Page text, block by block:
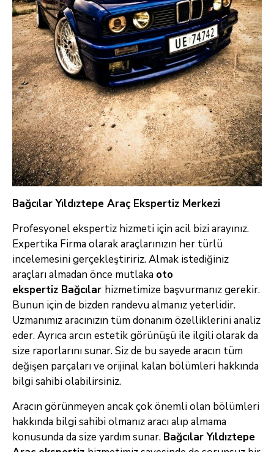
Bağcılar Yıldıztepe Araç Ekspertiz Merkezi
Profesyonel ekspertiz hizmeti için acil bizi arayınız.
Expertika Firma olarak araçlarınızın her türlü
incelemesini gerçekleştiririz. Almak istediğiniz
araçları almadan önce mutlaka oto
ekspertiz Bağcılar hizmetimize başvurmanız gerekir.
Bunun için de bizden randevu almanız yeterlidir.
Uzmanımız aracınızın tüm donanım özelliklerini analiz
eder. Ayrıca arcın estetik görünüşü ile ilgili olarak da
size raporlarını sunar. Siz de bu sayede aracın tüm
değişen parçaları ve orijinal kalan bölümleri hakkında
bilgi sahibi olabilirsiniz.
Aracın görünmeyen ancak çok önemli olan bölümleri
hakkında bilgi sahibi olmanız aracı alıp almama
konusunda da size yardım sunar. Bağcılar Yıldıztepe